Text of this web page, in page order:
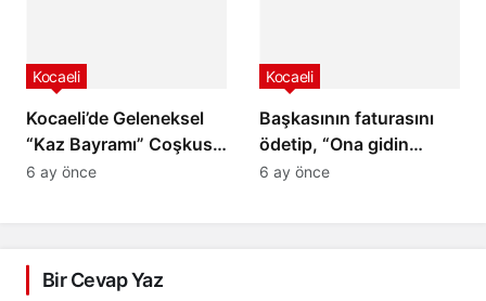
Kocaeli’de Geleneksel
“Kaz Bayramı” Coşkusu
Yaşandı
Kocaeli
6 ay önce
Başkasının faturasını
ödetip, “Ona gidin
ödettirin” dediler.
Kocaeli
6 ay önce
Bir Cevap Yaz